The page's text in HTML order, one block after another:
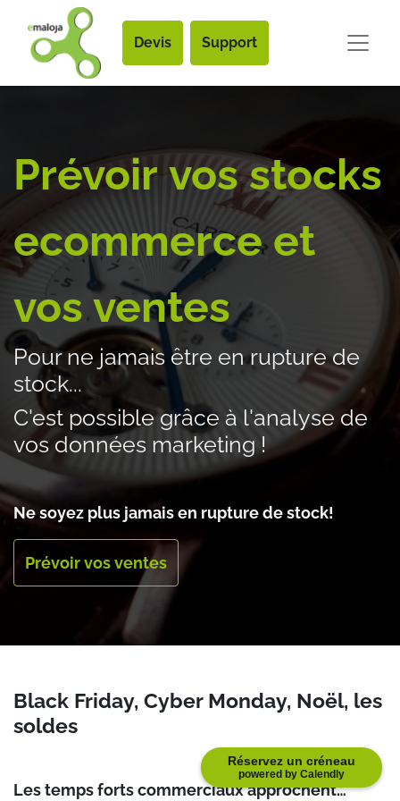
Réservez un créneau
powered by Calendly
Devis Support
Prévoir vos stocks
ecommerce et
vos ventes
Pour ne jamais être en rupture de
stock...
C'est possible grâce à l'analyse de
vos données marketing !
Ne soyez plus jamais en rupture de stock!
Prévoir vos ventes
Black Friday, Cyber Monday, Noël, les
soldes
Les temps forts commerciaux approchent…